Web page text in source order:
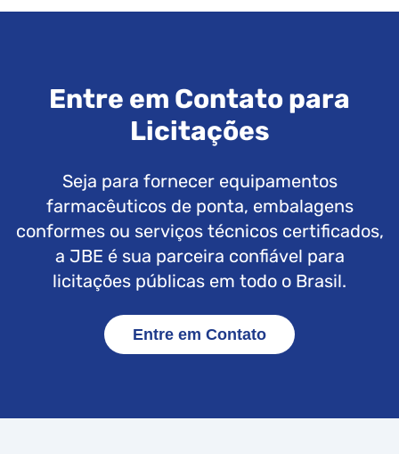
Entre em Contato para
Licitações
Seja para fornecer equipamentos
farmacêuticos de ponta, embalagens
conformes ou serviços técnicos certificados,
a JBE é sua parceira confiável para
licitações públicas em todo o Brasil.
Entre em Contato